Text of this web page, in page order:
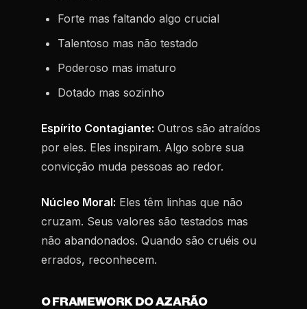
Forte mas faltando algo crucial
Talentoso mas não testado
Poderoso mas imaturo
Dotado mas sozinho
Espírito Contagiante: Outros são atraídos
por eles. Eles inspiram. Algo sobre sua
convicção muda pessoas ao redor.
Núcleo Moral: Eles têm linhas que não
cruzam. Seus valores são testados mas
não abandonados. Quando são cruéis ou
errados, reconhecem.
O FRAMEWORK DO AZARÃO